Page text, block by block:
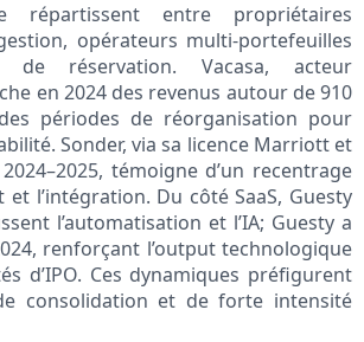
répartissent entre propriétaires
opérateurs multi-portefeuilles
de réservation. Vacasa, acteur
en 2024 des revenus autour de 910
périodes de réorganisation pour
Sonder, via sa licence Marriott et
témoigne d’un recentrage
l’intégration. Du côté SaaS, Guesty
l’automatisation et l’IA; Guesty a
renforçant l’output technologique
d’IPO. Ces dynamiques préfigurent
consolidation et de forte intensité